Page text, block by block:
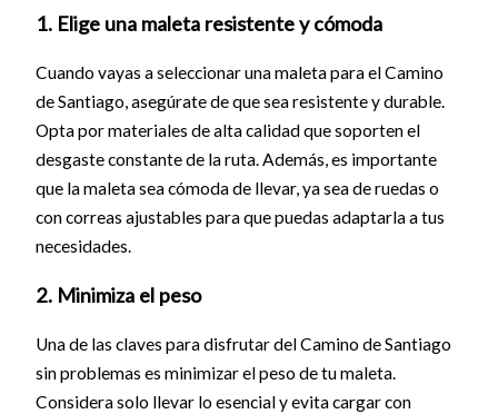
1. Elige una maleta resistente y cómoda
Cuando vayas a seleccionar una maleta para el Camino
de Santiago, asegúrate de que sea resistente y durable.
Opta por materiales de alta calidad que soporten el
desgaste constante de la ruta. Además, es importante
que la maleta sea cómoda de llevar, ya sea de ruedas o
con correas ajustables para que puedas adaptarla a tus
necesidades.
2. Minimiza el peso
Una de las claves para disfrutar del Camino de Santiago
sin problemas es minimizar el peso de tu maleta.
Considera solo llevar lo esencial y evita cargar con